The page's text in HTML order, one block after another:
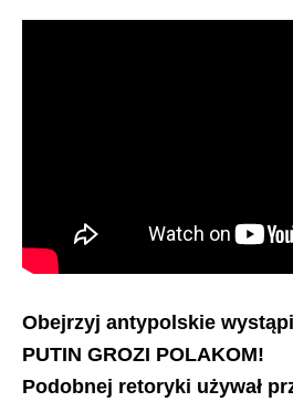
Obejrzyj antypolskie
PUTIN GROZI POLAKOM!
Podobnej retoryki używał